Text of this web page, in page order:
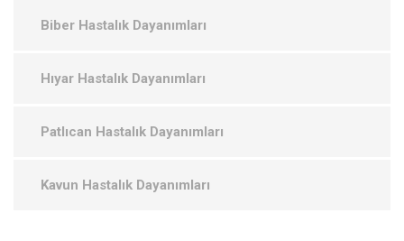
Biber Hastalık Dayanımları
Hıyar Hastalık Dayanımları
Patlıcan Hastalık Dayanımları
Kavun Hastalık Dayanımları